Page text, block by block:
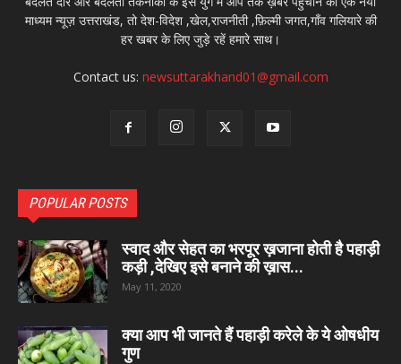
माध्यम न्यूज़ उत्तराखंड, तो देश-विदेश ,खेल,राजनीती ,फ़िल्मी जगत,गाँव गलियारे की
हर खबर के लिए जुड़े रहें हमारे साथ।
Contact us: newsuttarakhand01@gmail.com
POPULAR POSTS
स्वाद और सेहत का भरपूर ख़जाना होती है पहाड़ी
कड़ी ,देखिए इसे बनाने की ख़ास...
May 11, 2020
क्या आप भी जानते हैं पहाड़ी करेले के ये ओषधीय
गुण